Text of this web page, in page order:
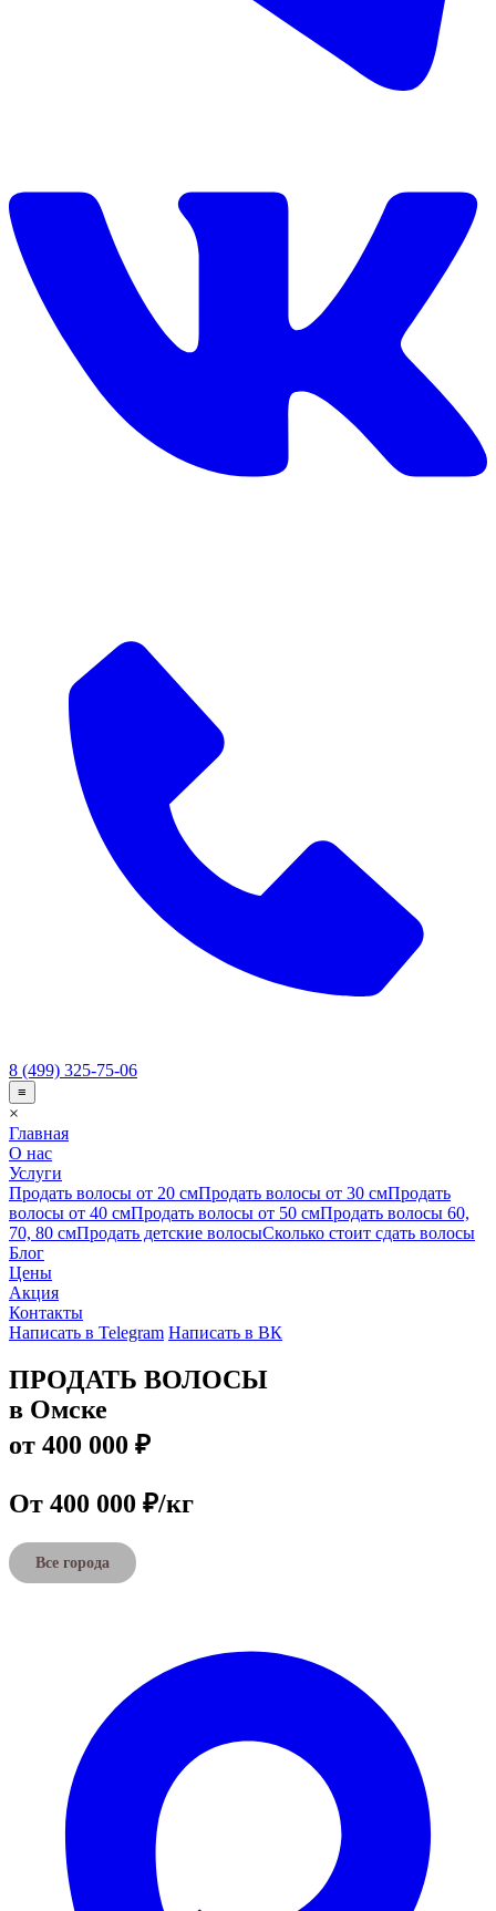
8 (499) 325-75-06
≡
×
Главная
О нас
Услуги
Продать волосы от 20 смПродать волосы от 30 смПродать
волосы от 40 смПродать волосы от 50 смПродать волосы 60,
70, 80 смПродать детские волосыСколько стоит сдать волосы
Блог
Цены
Акция
Контакты
Написать в Telegram Написать в ВК
ПРОДАТЬ ВОЛОСЫ
в Омске
от 400 000 ₽
От 400 000 ₽/кг
Все города